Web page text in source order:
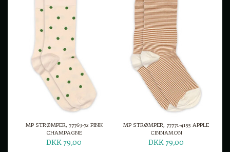
MP STRØMPER, 77769-72 PINK
CHAMPAGNE
DKK 79,00
MP STRØMPER, 77771-4155 APPLE
CINNAMON
DKK 79,00